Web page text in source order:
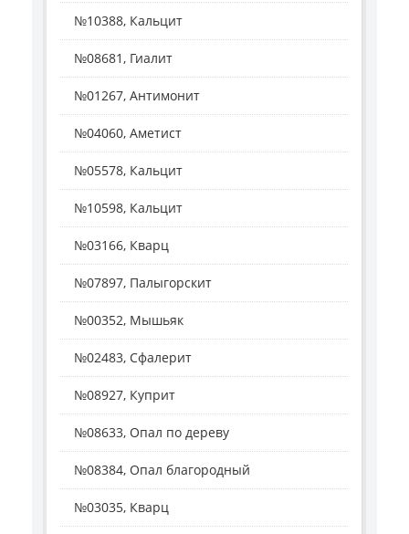
№10388, Кальцит
№08681, Гиалит
№01267, Антимонит
№04060, Аметист
№05578, Кальцит
№10598, Кальцит
№03166, Кварц
№07897, Палыгорскит
№00352, Мышьяк
№02483, Сфалерит
№08927, Куприт
№08633, Опал по дереву
№08384, Опал благородный
№03035, Кварц